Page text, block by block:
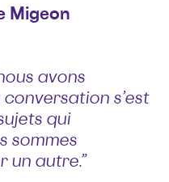
Migeon
avons
s’est
qui
sommes
un autre.”